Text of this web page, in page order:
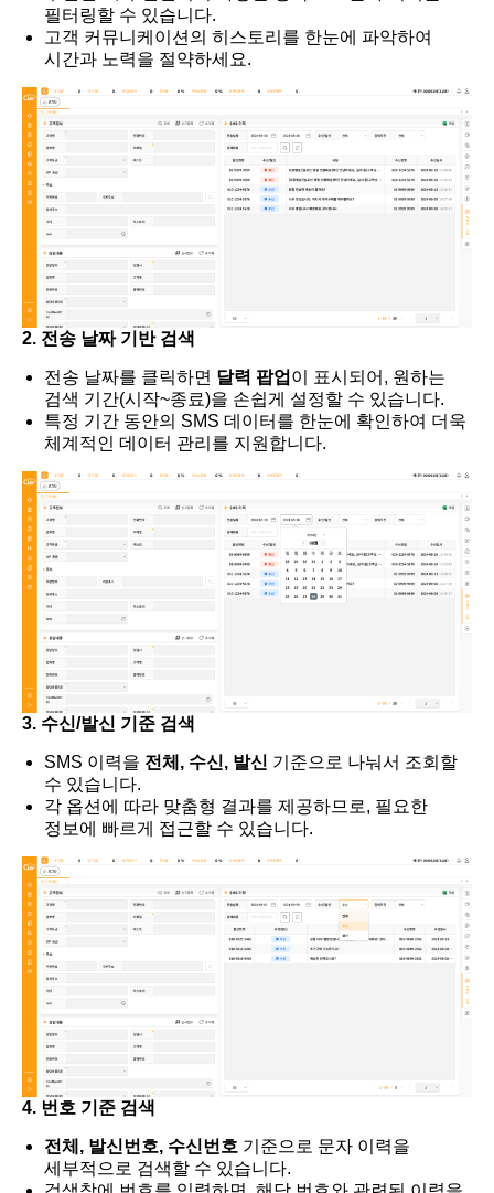
필터링할 수 있습니다.
고객 커뮤니케이션의 히스토리를 한눈에 파악하여
시간과 노력을 절약하세요.
2. 전송 날짜 기반 검색
전송 날짜를 클릭하면 달력 팝업 이 표시되어, 원하는
검색 기간(시작~종료)을 손쉽게 설정할 수 있습니다.
특정 기간 동안의 SMS 데이터를 한눈에 확인하여 더욱
체계적인 데이터 관리를 지원합니다.
3. 수신/발신 기준 검색
SMS 이력을 전체, 수신, 발신 기준으로 나눠서 조회할
수 있습니다.
각 옵션에 따라 맞춤형 결과를 제공하므로, 필요한
정보에 빠르게 접근할 수 있습니다.
4. 번호 기준 검색
전체, 발신번호, 수신번호 기준으로 문자 이력을
세부적으로 검색할 수 있습니다.